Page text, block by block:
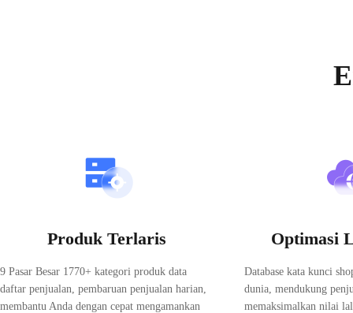
Produk Terlaris
9 Pasar Besar 1770+ kategori produk data
daftar penjualan, pembaruan penjualan harian,
membantu Anda dengan cepat mengamankan
Optimasi
Database kata kunci
dunia, mendukung
memaksimalkan nilai